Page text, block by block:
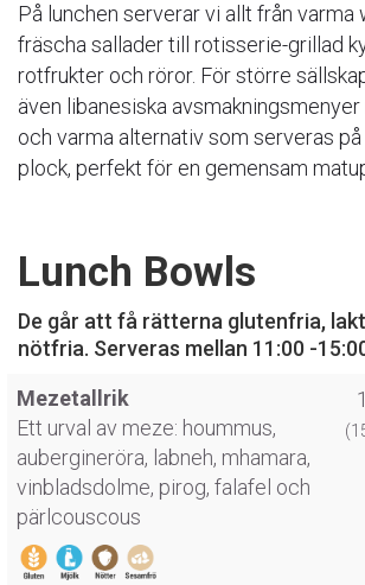
På lunchen serverar vi allt från varma
fräscha sallader till rotisserie-grillad
rotfrukter och röror. För större
även libanesiska
och varma alternativ som serveras
plock, perfekt för en gemensam
Lunch Bowls
De går att få rätterna glutenfria,
nötfria. Serveras mellan 11:00 -
Mezetallrik
Ett urval av meze: hoummus,
aubergineröra, labneh, mhamara,
vinbladsdolme, pirog, falafel och
pärlcouscous